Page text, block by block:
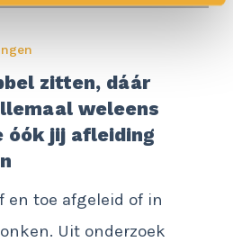
zitten, dáár
weleens
óók jij afleiding
en toe afgeleid of in
Uit onderzoek